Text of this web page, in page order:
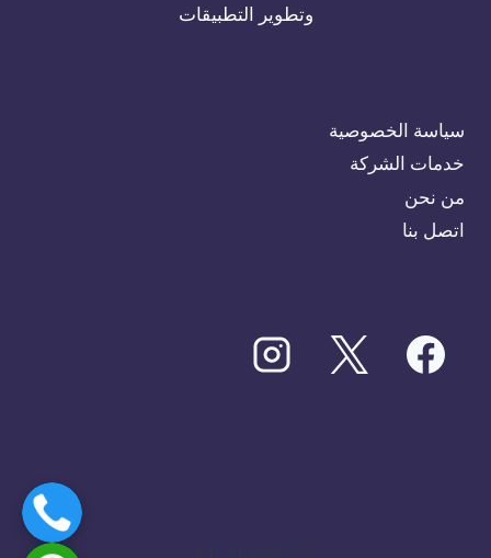
وتطوير التطبيقات
سياسة الخصوصية
خدمات الشركة
من نحن
اتصل بنا